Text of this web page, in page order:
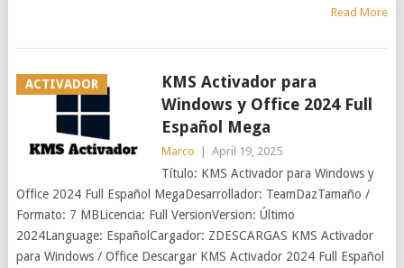
Read More
ACTIVADOR
KMS Activador para
Windows y Office 2024 Full
Español Mega
Marco April 19, 2025
Título: KMS Activador para Windows y
Office 2024 Full Español MegaDesarrollador: TeamDazTamaño /
Formato: 7 MBLicencia: Full VersionVersion: Último
2024Language: EspañolCargador: ZDESCARGAS KMS Activador
para Windows / Office Descargar KMS Activador 2024 Full Español